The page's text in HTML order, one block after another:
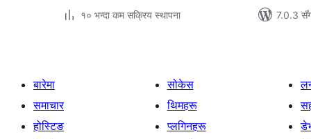
१० भन्दा कम सक्रिय स्थापना 7.0.3
बारेमा
समाचार
होस्टिङ
सोकेस
थिमहरू
प्लगिनहरू